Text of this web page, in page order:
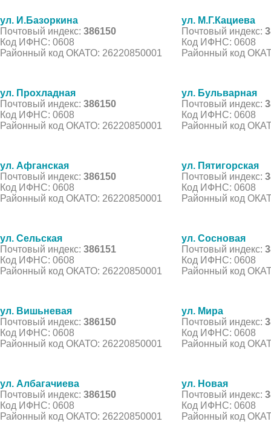
ул. И.Базоркина
Почтовый индекс: 386150
Код ИФНС: 0608
Районный код ОКАТО: 26220850001
ул. М.Г.Кациева
Почтовый индекс:
Код ИФНС: 0608
Районный код
ул. Прохладная
Почтовый индекс: 386150
Код ИФНС: 0608
Районный код ОКАТО: 26220850001
ул. Бульварная
Почтовый индекс:
Код ИФНС: 0608
Районный код
ул. Афганская
Почтовый индекс: 386150
Код ИФНС: 0608
Районный код ОКАТО: 26220850001
ул. Пятигорская
Почтовый индекс:
Код ИФНС: 0608
Районный код
ул. Сельская
Почтовый индекс: 386151
Код ИФНС: 0608
Районный код ОКАТО: 26220850001
ул. Сосновая
Почтовый индекс:
Код ИФНС: 0608
Районный код
ул. Вишьневая
Почтовый индекс: 386150
Код ИФНС: 0608
Районный код ОКАТО: 26220850001
ул. Мира
Почтовый индекс:
Код ИФНС: 0608
Районный код
ул. Албагачиева
Почтовый индекс: 386150
Код ИФНС: 0608
Районный код ОКАТО: 26220850001
ул. Новая
Почтовый индекс:
Код ИФНС: 0608
Районный код